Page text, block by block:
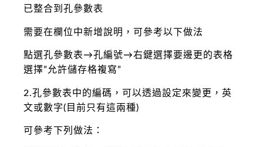
已整合到孔參數表
需要在欄位中新增說明，可參考以下做法
點選孔參數表→孔編號→右鍵選擇要邊更的表格
選擇”允許儲存格複寫”
2.孔參數表中的編碼，可以透過設定來變更，英
文或數字(目前只有這兩種)
可參考下列做法：